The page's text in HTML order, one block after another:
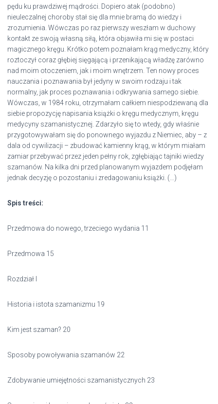
pędu ku prawdziwej mądrości. Dopiero atak (podobno)
nieuleczalnej choroby stał się dla mnie bramą do wiedzy i
zrozumienia. Wówczas po raz pierwszy weszłam w duchowy
kontakt ze swoją własną siłą, która objawiła mi się w postaci
magicznego kręgu. Krótko potem poznałam krąg medyczny, który
roztoczył coraz głębiej sięgającą i przenikającą władzę zarówno
nad moim otoczeniem, jak i moim wnętrzem. Ten nowy proces
nauczania i poznawania był jedyny w swoim rodzaju i tak
normalny, jak proces poznawania i odkrywania samego siebie.
Wówczas, w 1984 roku, otrzymałam całkiem niespodziewaną dla
siebie propozycję napisania książki o kręgu medycznym, kręgu
medycyny szamanistycznej. Zdarzyło się to wtedy, gdy właśnie
przygotowywałam się do ponownego wyjazdu z Niemiec, aby – z
dala od cywilizacji – zbudować kamienny krąg, w którym miałam
zamiar przebywać przez jeden pełny rok, zgłębiając tajniki wiedzy
szamanów. Na kilka dni przed planowanym wyjazdem podjęłam
jednak decyzję o pozostaniu i zredagowaniu książki. (…)
Spis treści:
Przedmowa do nowego, trzeciego wydania 11
Przedmowa 15
Rozdział l
Historia i istota szamanizmu 19
Kim jest szaman? 20
Sposoby powoływania szamanów 22
Zdobywanie umiejętności szamanistycznych 23